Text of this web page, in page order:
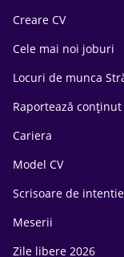
Creare CV
Cele mai noi joburi
Locuri de munca
Raportează
Cariera
Model CV
Scrisoare de intentie
Meserii
Zile libere 2026